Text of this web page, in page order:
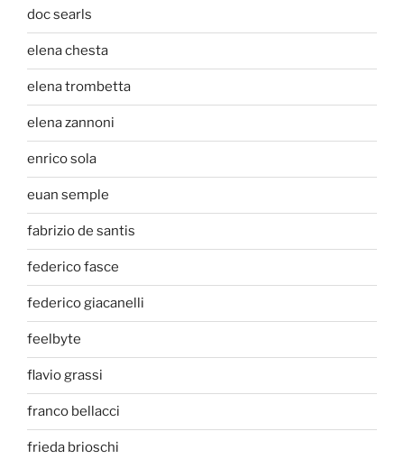
doc searls
elena chesta
elena trombetta
elena zannoni
enrico sola
euan semple
fabrizio de santis
federico fasce
federico giacanelli
feelbyte
flavio grassi
franco bellacci
frieda brioschi